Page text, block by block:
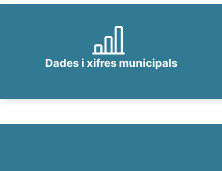
Dades i xifres municipals